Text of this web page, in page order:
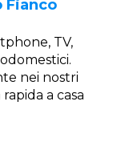
Fianco
TV,
nei nostri
a casa